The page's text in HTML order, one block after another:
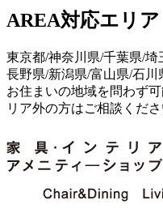
AREA対応エリア
東京都/神奈川県/千葉県/
長野県/新潟県/富山県/石
お住まいの地域を問わず
リア外の方はご相談くださ